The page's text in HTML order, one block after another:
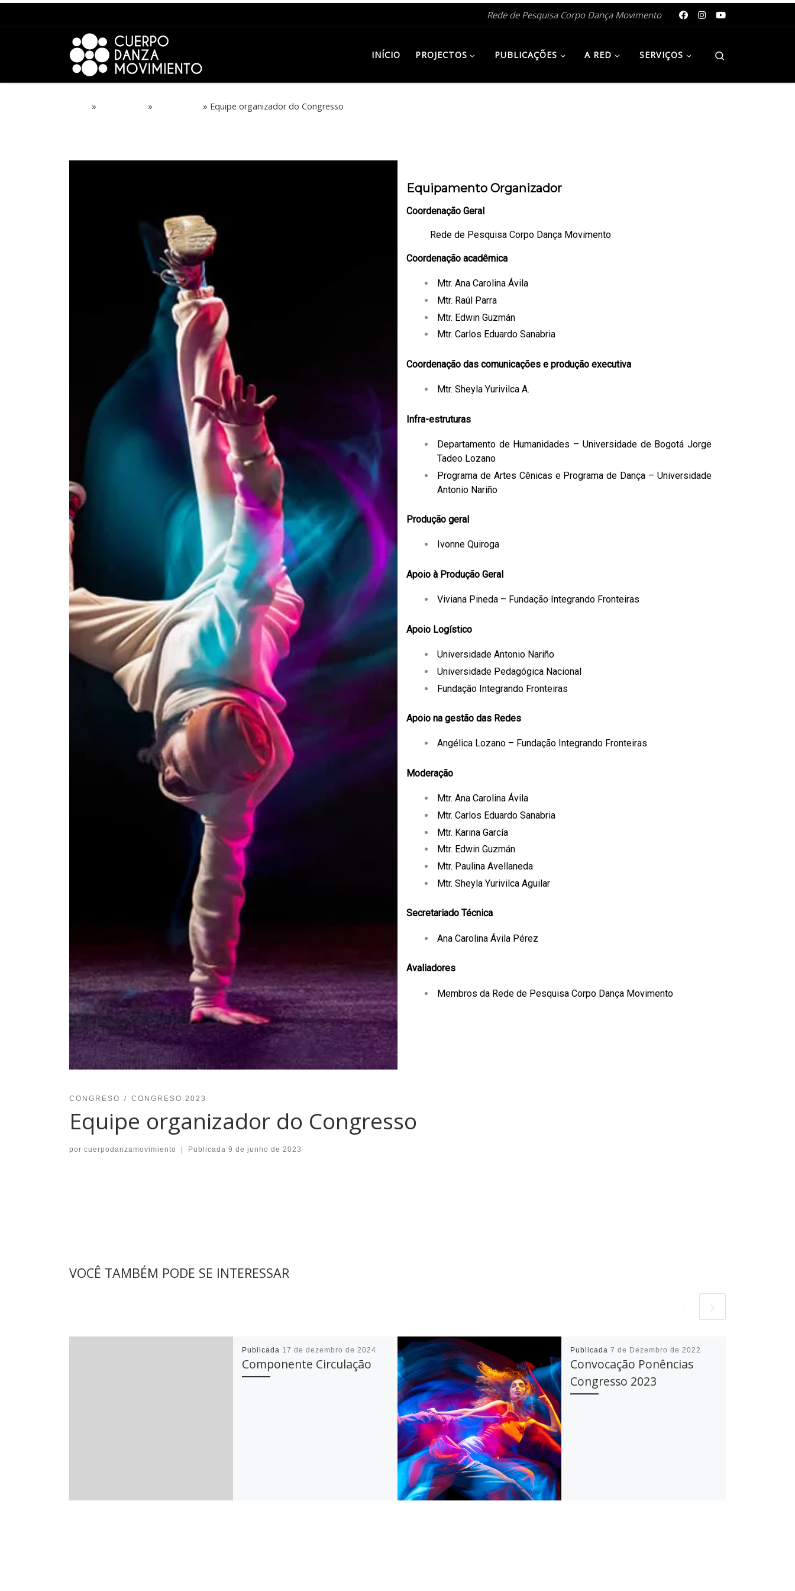
Rede de Pesquisa Corpo Dança Movimento
INÍCIO PROJECTOS PUBLICAÇÕES A RED SERVIÇOS
» » » Equipe organizador do Congresso
Equipamento Organizador
Coordenação Geral
Rede de Pesquisa Corpo Dança Movimento
Coordenação acadêmica
Mtr. Ana Carolina Ávila
Mtr. Raúl Parra
Mtr. Edwin Guzmán
Mtr. Carlos Eduardo Sanabria
Coordenação das comunicações e produção executiva
Mtr. Sheyla Yurivilca A.
Infra-estruturas
Departamento de Humanidades – Universidade de Bogotá Jorge
Tadeo Lozano
Programa de Artes Cênicas e Programa de Dança – Universidade
Antonio Nariño
Produção geral
Ivonne Quiroga
Apoio à Produção Geral
Viviana Pineda – Fundação Integrando Fronteiras
Apoio Logístico
Universidade Antonio Nariño
Universidade Pedagógica Nacional
Fundação Integrando Fronteiras
Apoio na gestão das Redes
Angélica Lozano – Fundação Integrando Fronteiras
Moderação
Mtr. Ana Carolina Ávila
Mtr. Carlos Eduardo Sanabria
Mtr. Karina García
Mtr. Edwin Guzmán
Mtr. Paulina Avellaneda
Mtr. Sheyla Yurivilca Aguilar
Secretariado Técnica
Ana Carolina Ávila Pérez
Avaliadores
Membros da Rede de Pesquisa Corpo Dança Movimento
CONGRESO CONGRESO 2023
Equipe organizador do Congresso
por cuerpodanzamovimiento | Publicada 9 de junho de 2023
VOCÊ TAMBÉM PODE SE INTERESSAR
Publicada 17 de dezembro de 2024
Componente Circulação
Publicada 7 de Dezembro de 2022
Convocação Ponências
Congresso 2023